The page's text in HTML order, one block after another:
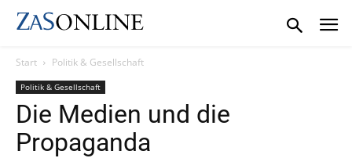
Start Politik & Gesellschaft
Politik & Gesellschaft
Die Medien und die
Propaganda